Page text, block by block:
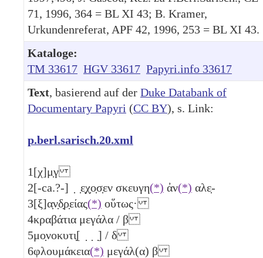
71, 1996, 364 = BL XI 43; B. Kramer,
Urkundenreferat, APF 42, 1996, 253 = BL XI 43.
Kataloge:
TM 33617 HGV 33617 Papyri.info 33617
Text, basierend auf der Duke Databank of
Documentary Papyri (CC BY), s. Link:
p.berl.sarisch.20.xml
1[χ]μ̣γ
2[-ca.?-] ̣ ̣ε̣χ̣ο̣σ̣εν σκευγη(*) ἀν(*) αλε̣-
3[ξ]α̣ν̣δ̣ρ̣είας(*) οὕτως·
4κραβάτια μεγάλα / β
5μο̣νοκυτι̣[ ̣ ̣ ̣] / δ
6φλουμάκεια(*) μεγάλ(α) β